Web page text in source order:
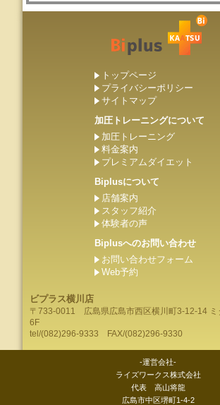
トップページ
プライバシーポリシー
サイトマップ
加圧トレーニングについて
加圧トレーニング
料金案内
プレミアムダイエット
Biplusについて
店舗案内
スタッフ紹介
体験者の声
Biplusへのお問い合わせ
お問い合わせフォーム
Web予約
ビプラス横川店
〒733-0011 広島県広島市西区横川町3-12-14
6F
tel/(082)296-9333 FAX/(082)296-9330
-運営会社-
ライズワークス株式会社
代表 高山将龍
広島市中区堺町1-4-2